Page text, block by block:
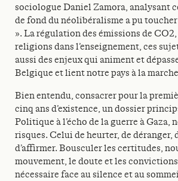
sociologue Daniel Zamora, analysant
de fond du néolibéralisme a pu
». La régulation des émissions de CO2,
religions dans l’enseignement, ces
aussi des enjeux qui animent et
Belgique et lient notre pays à la
Bien entendu, consacrer pour la
cinq ans d’existence, un dossier
Politique à l’écho de la guerre à Gaza,
risques. Celui de heurter, de déranger,
d’affirmer. Bousculer les certitudes,
mouvement, le doute et les
nécessaire face au silence et au